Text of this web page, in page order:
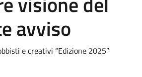
avviso
e creativi “Edizione 2025”